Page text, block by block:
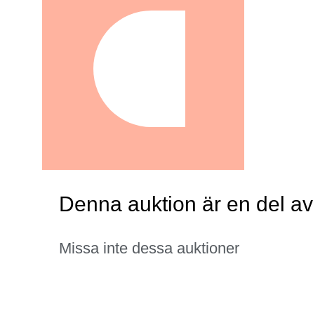
Denna auktion är en del
Missa inte dessa auktioner